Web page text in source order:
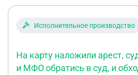
Исполнительное производство
На карту наложили арест,
и МФО обратись в суд, и